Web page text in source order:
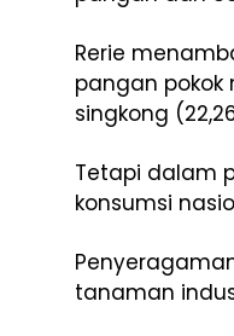
Rerie
pangan pokok
singkong
Tetapi dalam
konsumsi
tanaman